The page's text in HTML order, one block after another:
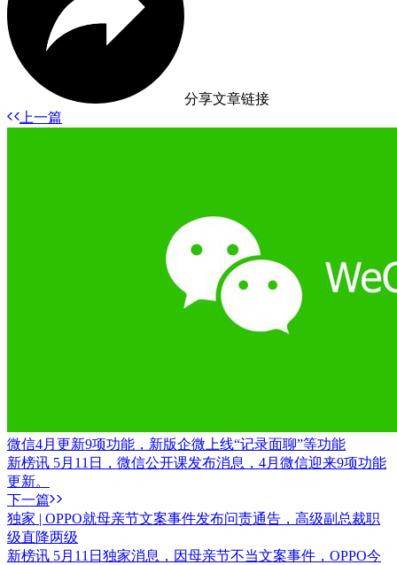
分享文章链接
上一篇
微信4月更新9项功能，新版企微上线“记录面聊”等功能
新榜讯 5月11日，微信公开课发布消息，4月微信迎来9项功能
更新。
下一篇
独家 | OPPO就母亲节文案事件发布问责通告，高级副总裁职
级直降两级
新榜讯 5月11日独家消息，因母亲节不当文案事件，OPPO今